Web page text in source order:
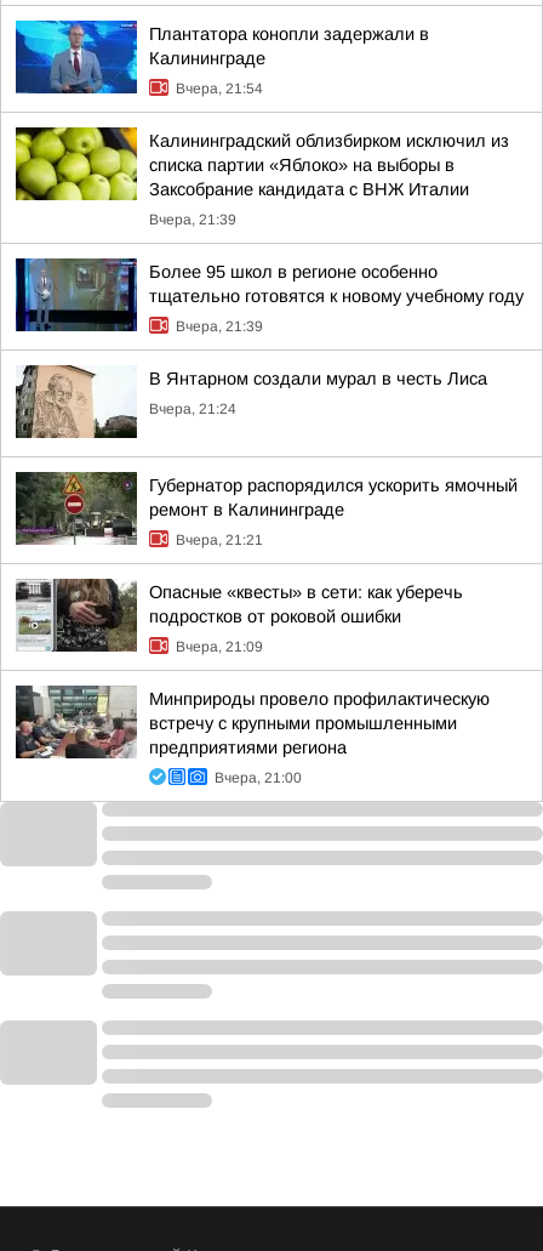
Плантатора конопли задержали в
Калининграде
Вчера, 21:54
Калининградский облизбирком исключил из
списка партии «Яблоко» на выборы в
Заксобрание кандидата с ВНЖ Италии
Вчера, 21:39
Более 95 школ в регионе особенно
тщательно готовятся к новому учебному году
Вчера, 21:39
В Янтарном создали мурал в честь Лиса
Вчера, 21:24
Губернатор распорядился ускорить ямочный
ремонт в Калининграде
Вчера, 21:21
Опасные «квесты» в сети: как уберечь
подростков от роковой ошибки
Вчера, 21:09
Минприроды провело профилактическую
встречу с крупными промышленными
предприятиями региона
Вчера, 21:00